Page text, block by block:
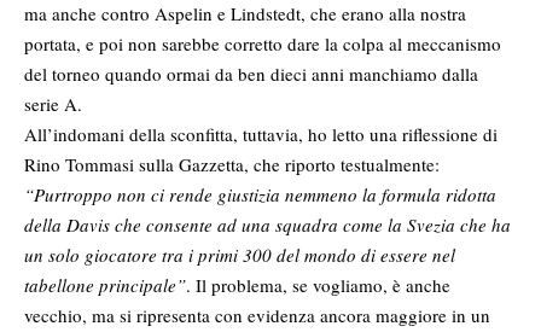
ma anche contro Aspelin e Lindstedt, che erano alla nostra
portata, e poi non sarebbe corretto dare la colpa al meccanismo
del torneo quando ormai da ben dieci anni manchiamo dalla
serie A.
All’indomani della sconfitta, tuttavia, ho letto una riflessione di
Rino Tommasi sulla Gazzetta, che riporto testualmente:
“Purtroppo non ci rende giustizia nemmeno la formula ridotta
della Davis che consente ad una squadra come la Svezia che ha
un solo giocatore tra i primi 300 del mondo di essere nel
tabellone principale”. Il problema, se vogliamo, è anche
vecchio, ma si ripresenta con evidenza ancora maggiore in un